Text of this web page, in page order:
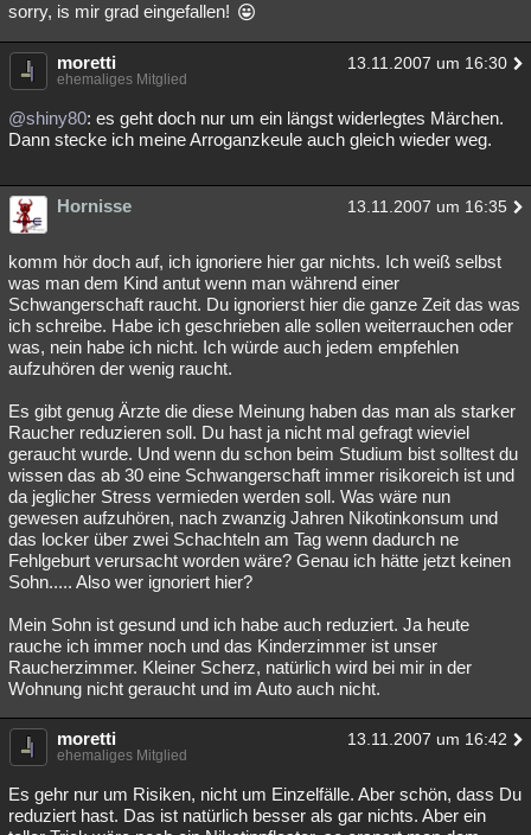
sorry, is mir grad eingefallen!
moretti 13.11.2007 um 16:30
ehemaliges Mitglied
@shiny80: es geht doch nur um ein längst widerlegtes Märchen.
Dann stecke ich meine Arroganzkeule auch gleich wieder weg.
Hornisse 13.11.2007 um 16:35
komm hör doch auf, ich ignoriere hier gar nichts. Ich weiß selbst
was man dem Kind antut wenn man während einer
Schwangerschaft raucht. Du ignorierst hier die ganze Zeit das was
ich schreibe. Habe ich geschrieben alle sollen weiterrauchen oder
was, nein habe ich nicht. Ich würde auch jedem empfehlen
aufzuhören der wenig raucht.
Es gibt genug Ärzte die diese Meinung haben das man als starker
Raucher reduzieren soll. Du hast ja nicht mal gefragt wieviel
geraucht wurde. Und wenn du schon beim Studium bist solltest du
wissen das ab 30 eine Schwangerschaft immer risikoreich ist und
da jeglicher Stress vermieden werden soll. Was wäre nun
gewesen aufzuhören, nach zwanzig Jahren Nikotinkonsum und
das locker über zwei Schachteln am Tag wenn dadurch ne
Fehlgeburt verursacht worden wäre? Genau ich hätte jetzt keinen
Sohn..... Also wer ignoriert hier?
Mein Sohn ist gesund und ich habe auch reduziert. Ja heute
rauche ich immer noch und das Kinderzimmer ist unser
Raucherzimmer. Kleiner Scherz, natürlich wird bei mir in der
Wohnung nicht geraucht und im Auto auch nicht.
moretti 13.11.2007 um 16:42
ehemaliges Mitglied
Es gehr nur um Risiken, nicht um Einzelfälle. Aber schön, dass Du
reduziert hast. Das ist natürlich besser als gar nichts. Aber ein